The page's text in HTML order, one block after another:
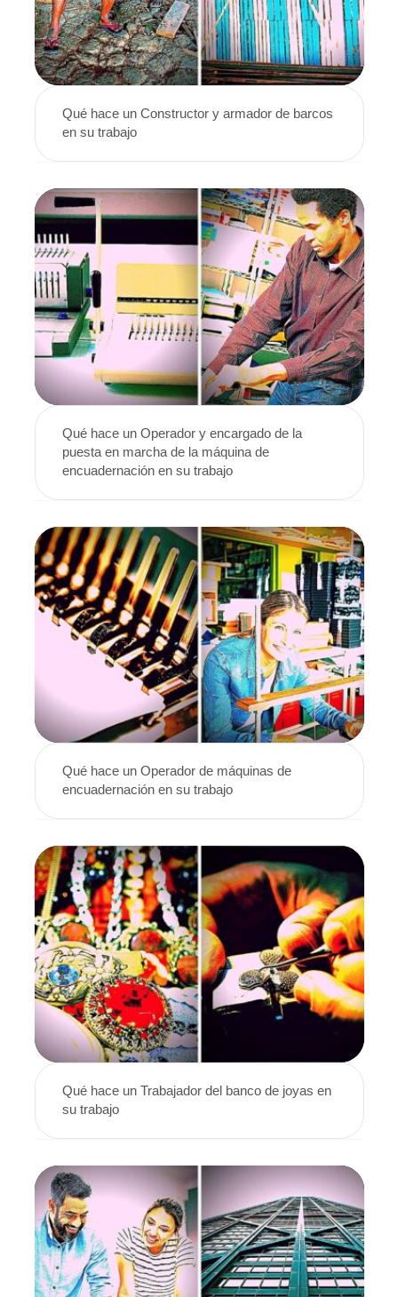
Qué hace un Constructor y armador de barcos
en su trabajo
Qué hace un Operador y encargado de la
puesta en marcha de la máquina de
encuadernación en su trabajo
Qué hace un Operador de máquinas de
encuadernación en su trabajo
Qué hace un Trabajador del banco de joyas en
su trabajo